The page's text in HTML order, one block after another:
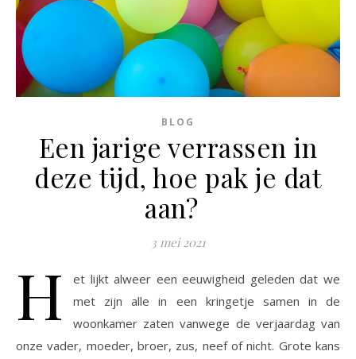
BLOG
Een jarige verrassen in
deze tijd, hoe pak je dat
aan?
3 mei 2021
H
et lijkt alweer een eeuwigheid geleden dat we
met zijn alle in een kringetje samen in de
woonkamer zaten vanwege de verjaardag van
onze vader, moeder, broer, zus, neef of nicht. Grote kans